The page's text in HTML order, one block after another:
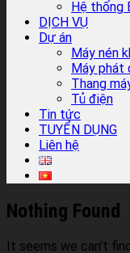
Hệ thống
DỊCH VỤ
Dự án
Máy nén
Máy phát
Thang
Tủ điện
Tin tức
TUYỂN DỤNG
Liên hệ
Nothing Found
It seems we can’t